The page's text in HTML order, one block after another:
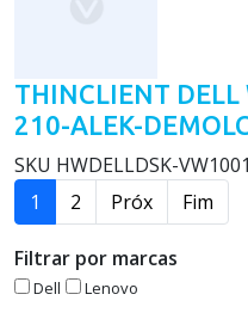
THINCLIENT DELL
210-ALEK-
SKU HWDELLDSK-
1
2 Próx Fim
Filtrar por marcas
Dell Lenovo